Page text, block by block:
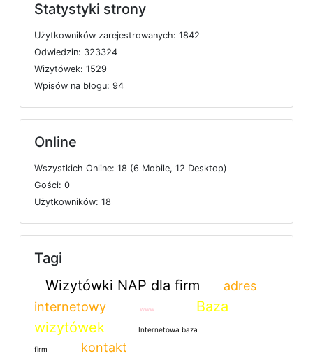
Statystyki strony
Użytkowników zarejestrowanych: 1842
Odwiedzin: 323324
Wizytówek: 1529
Wpisów na blogu: 94
Online
Wszystkich Online: 18 (6 Mobile, 12 Desktop)
Gości: 0
Użytkowników: 18
Tagi
Wizytówki NAP dla firm
adres
internetowy
www
Baza
wizytówek
Internetowa baza
firm kontakt